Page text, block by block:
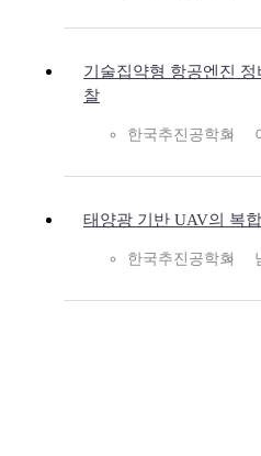
기술집약형 항공엔진
찰
한국추진공학회
태양광 기반 UAV의 복
한국추진공학회